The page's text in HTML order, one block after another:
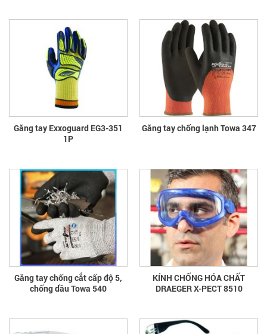
Găng tay Exxoguard EG3-351
1P
Găng tay chống lạnh Towa 347
Găng tay chống cắt cấp độ 5,
chống dầu Towa 540
KÍNH CHỐNG HÓA CHẤT
DRAEGER X-PECT 8510